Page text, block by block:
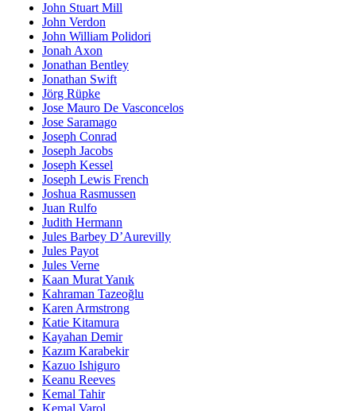
John Stuart Mill
John Verdon
John William Polidori
Jonah Axon
Jonathan Bentley
Jonathan Swift
Jörg Rüpke
Jose Mauro De Vasconcelos
Jose Saramago
Joseph Conrad
Joseph Jacobs
Joseph Kessel
Joseph Lewis French
Joshua Rasmussen
Juan Rulfo
Judith Hermann
Jules Barbey D’Aurevilly
Jules Payot
Jules Verne
Kaan Murat Yanık
Kahraman Tazeoğlu
Karen Armstrong
Katie Kitamura
Kayahan Demir
Kazım Karabekir
Kazuo Ishiguro
Keanu Reeves
Kemal Tahir